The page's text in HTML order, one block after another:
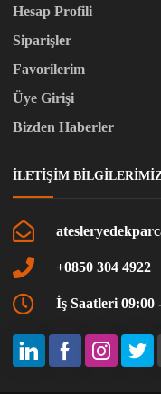
Hesap Profili
Siparişler
Favorilerim
Üye Girişi
Bizden Haberler
İLETIŞIM
+0850 304 4922
İş Saatleri 09:00